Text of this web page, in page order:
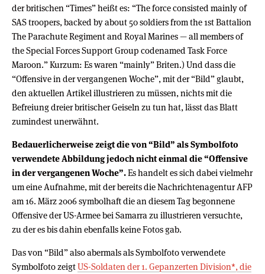
der britischen “Times” heißt es: “The force consisted mainly of
SAS troopers, backed by about 50 soldiers from the 1st Battalion
The Parachute Regiment and Royal Marines — all members of
the Special Forces Support Group codenamed Task Force
Maroon.” Kurzum: Es waren “mainly” Briten.) Und dass die
“Offensive in der vergangenen Woche”, mit der “Bild” glaubt,
den aktuellen Artikel illustrieren zu müssen, nichts mit die
Befreiung dreier britischer Geiseln zu tun hat, lässt das Blatt
zumindest unerwähnt.
Bedauerlicherweise zeigt die von “Bild” als Symbolfoto
verwendete Abbildung jedoch nicht einmal die “Offensive
in der vergangenen Woche”.Es handelt es sich dabei vielmehr
um eine Aufnahme, mit der bereits die Nachrichtenagentur AFP
am 16. März 2006 symbolhaft die an diesem Tag begonnene
Offensive der US-Armee bei Samarra zu illustrieren versuchte,
zu der es bis dahin ebenfalls keine Fotos gab.
Das von “Bild” also abermals als Symbolfoto verwendete
Symbolfoto zeigtUS-Soldaten der 1. Gepanzerten Division*, die